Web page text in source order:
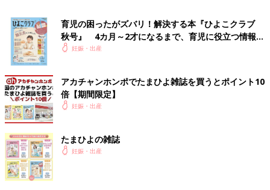
「私は薬を飲まずにやりすごしたいので、毎日マスクして寝てい
ます。マスクがないと、鼻づまりやのどの痛みがすごいです。空
気清浄機は寝室と玄関に置いてます」
「くしゃみとかで腹圧がかかるのもなーと思い、
担当医に相談して花粉症の漢方と目薬もらいましたよ。相談され
るとよいです。あとは花粉対策のメガネ使ってます」
●上着はウール素材よりもポリエステル素材
ウールの洋服は花粉がつきやすく、綿またはポリエステル素材の
ものは、花粉が付着しにくいといわれています。外出するときは
育児の困ったがズバリ！解決する本『ひよこクラブ
秋号』 4カ月～2才になるまで、育児に役立つ情報が
いっぱい！
妊娠・出産
アカチャンホンポでたまひよ雑誌を買うとポイント10
倍【期間限定】
妊娠・出産
たまひよの雑誌
妊娠・出産